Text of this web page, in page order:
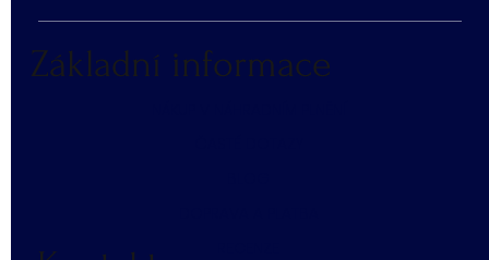
Základní informace